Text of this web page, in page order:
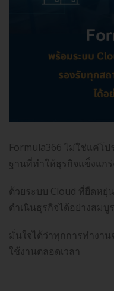
Formula366 ไม่ใช่แค่โ
ฐานที่ทำให้ธุรกิจแข็งแกร่
ด้วยระบบ Cloud ที่ยืดห
ดำเนินธุรกิจได้อย่างสม
มั่นใจได้ว่าทุกการทำงา
ใช้งานตลอดเวลา